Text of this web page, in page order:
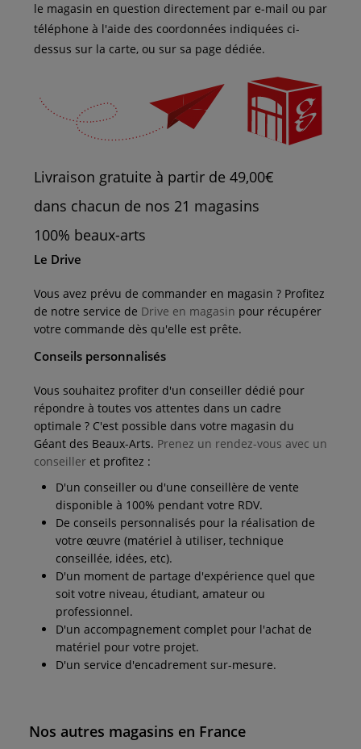
le magasin en question directement par e-mail ou par
téléphone à l'aide des coordonnées indiquées ci-
dessus sur la carte, ou sur sa page dédiée.
Livraison gratuite à partir de 49,00€
dans chacun de nos 21 magasins
100% beaux-arts
Le Drive
Vous avez prévu de commander en magasin ? Profitez
de notre service de Drive en magasin pour récupérer
votre commande dès qu'elle est prête.
Conseils personnalisés
Vous souhaitez profiter d'un conseiller dédié pour
répondre à toutes vos attentes dans un cadre
optimale ? C'est possible dans votre magasin du
Géant des Beaux-Arts. Prenez un rendez-vous avec un
conseiller et profitez :
D'un conseiller ou d'une conseillère de vente
disponible à 100% pendant votre RDV.
De conseils personnalisés pour la réalisation de
votre œuvre (matériel à utiliser, technique
conseillée, idées, etc).
D'un moment de partage d'expérience quel que
soit votre niveau, étudiant, amateur ou
professionnel.
D'un accompagnement complet pour l'achat de
matériel pour votre projet.
D'un service d'encadrement sur-mesure.
Nos autres magasins en France